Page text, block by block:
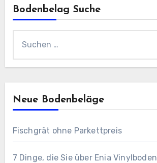
Bodenbelag Suche
nach:
Neue Bodenbeläge
Fischgrät ohne Parkettpreis
7 Dinge, die Sie über Enia Vinylboden